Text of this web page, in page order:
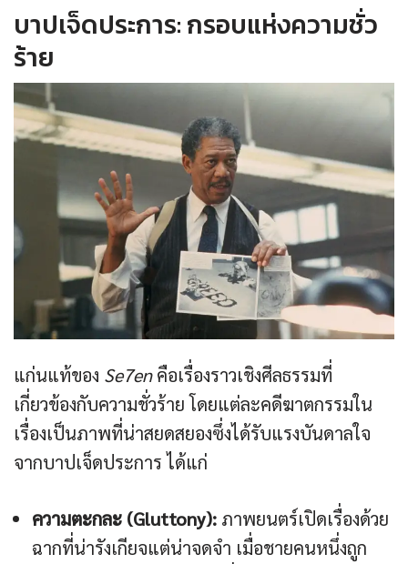
บาปเจ็ดประการ: กรอบแห่งความชั่ว
ร้าย
แก่นแท้ของ Se7enคือเรื่องราวเชิงศีลธรรมที่
เกี่ยวข้องกับความชั่วร้าย โดยแต่ละคดีฆาตกรรมใน
เรื่องเป็นภาพที่น่าสยดสยองซึ่งได้รับแรงบันดาลใจ
จากบาปเจ็ดประการ ได้แก่
ความตะกละ (Gluttony): ภาพยนตร์เปิดเรื่องด้วย
ฉากที่น่ารังเกียจแต่น่าจดจำ เมื่อชายคนหนึ่งถูก